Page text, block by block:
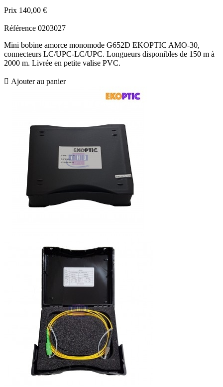
Prix 140,00 €
Référence 0203027
Mini bobine amorce monomode G652D EKOPTIC AMO-30,
connecteurs LC/UPC-LC/UPC. Longueurs disponibles de 150 m à
2000 m. Livrée en petite valise PVC.
 Ajouter au panier